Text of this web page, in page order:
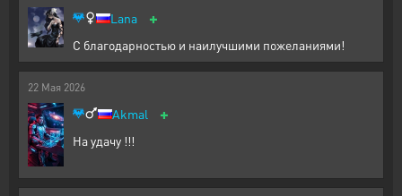
Lana +
С благодарностью и наилучшими пожеланиями!
22 Мая 2026
Akmal +
На удачу !!!